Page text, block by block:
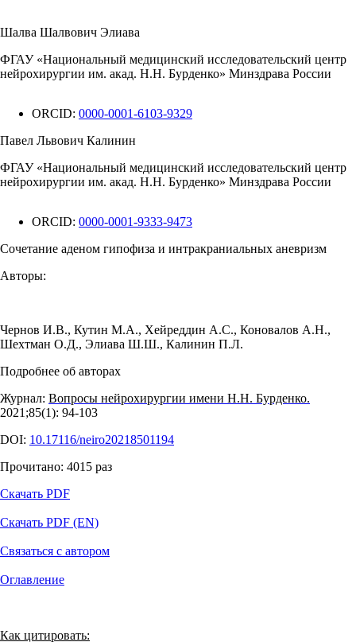
Шалва Шалвович Элиава
ФГАУ «Национальный медицинский исследовательский центр
нейрохирургии им. акад. Н.Н. Бурденко» Минздрава России
ORCID: 0000-0001-6103-9329
Павел Львович Калинин
ФГАУ «Национальный медицинский исследовательский центр
нейрохирургии им. акад. Н.Н. Бурденко» Минздрава России
ORCID: 0000-0001-9333-9473
Сочетание аденом гипофиза и интракраниальных аневризм
Авторы:
Чернов И.В., Кутин М.А., Хейреддин А.С., Коновалов А.Н.,
Шехтман О.Д., Элиава Ш.Ш., Калинин П.Л.
Подробнее об авторах
Журнал: Вопросы нейрохирургии имени Н.Н. Бурденко.
2021;85(1): 94‑103
DOI: 10.17116/neiro20218501194
Прочитано: 4015 раз
Скачать PDF
Скачать PDF (EN)
Связаться с автором
Оглавление
Как цитировать: